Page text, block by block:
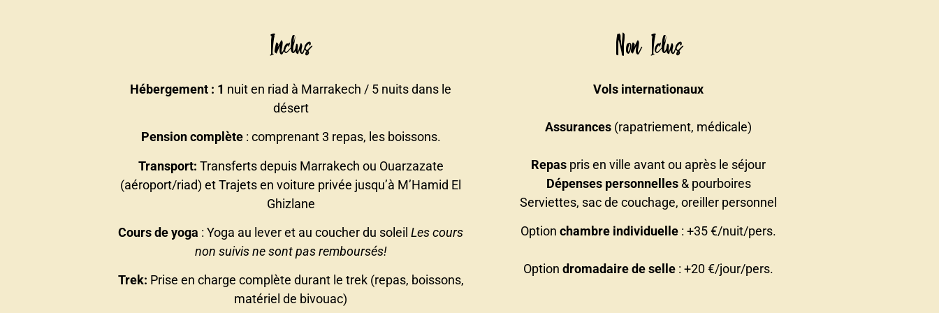
Inclus
Hébergement : 1 nuit en riad à Marrakech / 5 nuits dans le
désert
Pension complète: comprenant 3 repas, les boissons.
Transport: Transferts depuis Marrakech ou Ouarzazate
(aéroport/riad) et Trajets en voiture privée jusqu’à M’Hamid El
Ghizlane
Cours de yoga : Yoga au lever et au coucher du soleil Les cours
non suivis ne sont pas remboursés!
Trek: Prise en charge complète durant le trek (repas, boissons,
matériel de bivouac)
Non Iclus
Vols internationaux
Assurances (rapatriement, médicale)
Repas pris en ville avant ou après le séjour
Dépenses personnelles& pourboires
Serviettes, sac de couchage, oreiller personnel
Option chambre individuelle : +35 €/nuit/pers.
Option dromadaire de selle : +20 €/jour/pers.